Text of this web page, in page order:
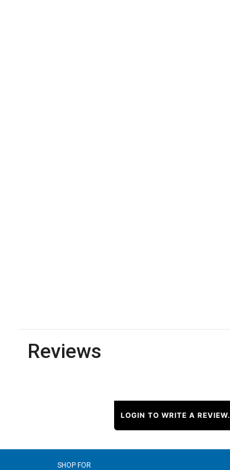
Reviews
LOGIN TO WRITE A REVIEW.
SHOP FOR